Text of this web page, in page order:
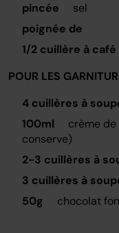
pincée
sel
poignée de
1/2 cuillère à café
POUR LES
4 cuillères à
100ml
crème
conserve)
2-3 cuillères à
3 cuillères à
50g
chocolat